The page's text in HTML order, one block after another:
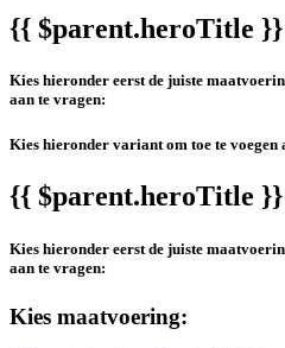
{{ $parent.heroTitle }}
Kies hieronder eerst de juiste
aan te vragen:
Kies hieronder variant om toe te voegen
{{ $parent.heroTitle }}
Kies hieronder eerst de juiste
aan te vragen:
Kies maatvoering: